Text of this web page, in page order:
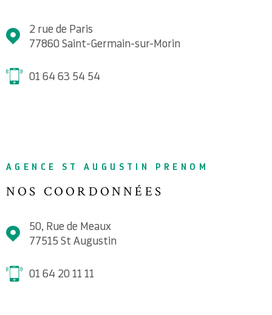
2 rue de Paris
77860
Saint-Germain-sur-Morin
01 64 63 54 54
AGENCE ST AUGUSTIN PRENOM
NOS COORDONNÉES
50, Rue de Meaux
77515
St Augustin
01 64 20 11 11